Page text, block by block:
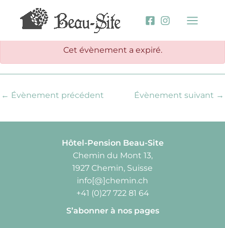
contenu
Cet évènement a expiré.
← Évènement précédent Évènement suivant →
Hôtel-Pension Beau-Site
Chemin du Mont 13,
1927 Chemin, Suisse
info[@]chemin.ch
+41 (0)27 722 81 64
S’abonner à nos pages